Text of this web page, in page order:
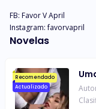
FB: Favor V April
Instagram: favorvapril
Novelas
Recomendado
Actualizado